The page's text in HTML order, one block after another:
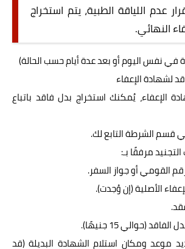
عدم اللياقة الطبية، يتم استخراج
النهائي.
نفس اليوم أو بعد عدة أيام حسب الحالة)
لشهادة الإعفاء
يُمكنك استخراج بدل فاقد باتباع
القومي أو جواز السفر.
الأصلية (إن وُجدت).
(حوالي 15 جنيهًا).
موعد ومكان استلام الشهادة البديلة (قد